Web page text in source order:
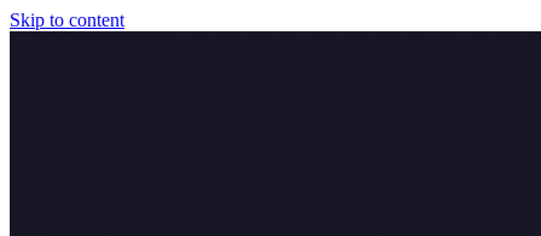
Skip to content